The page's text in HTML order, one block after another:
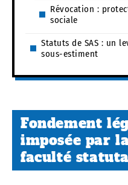
Révocation :
sociale
Statuts de SAS : un
sous-estiment
Fondement
imposée par
faculté